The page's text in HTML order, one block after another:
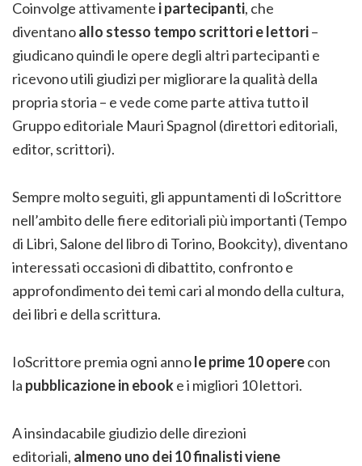
Coinvolge attivamente i partecipanti, che
diventanoallo stesso tempo scrittori e lettori–
giudicano quindi le opere degli altri partecipanti e
ricevono utili giudizi per migliorare la qualità della
propria storia – e vede come parte attiva tutto il
Gruppo editoriale Mauri Spagnol (direttori editoriali,
editor, scrittori).
Sempre molto seguiti, gli appuntamenti di IoScrittore
nell’ambito delle fiere editoriali più importanti (Tempo
di Libri, Salone del libro di Torino, Bookcity), diventano
interessati occasioni di dibattito, confronto e
approfondimento dei temi cari al mondo della cultura,
dei libri e della scrittura.
IoScrittore premia ogni annole prime 10 operecon
la pubblicazione in ebookei migliori 10 lettori.
A insindacabile giudizio delle direzioni
editoriali, almeno uno dei 10 finalisti viene